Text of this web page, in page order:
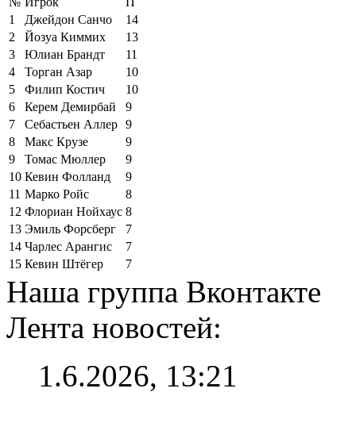
1
Джейдон Санчо
14
2
Йозуа Киммих
13
3
Юлиан Брандт
11
4
Торган Азар
10
5
Филип Костич
10
6
Керем Демирбай
9
7
Себастьен Аллер 9
8
Макс Крузе
9
9
Томас Мюллер
9
10 Кевин Фолланд
9
11 Марко Ройс
8
12 Флориан Нойхаус 8
13 Эмиль Форсберг
7
14 Чарлес Арангис
7
15 Кевин Штёгер 7
Наша группа Вконтакте
Лента новостей:
1.6.2026, 13:21